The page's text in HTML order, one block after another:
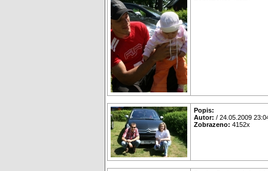
Popis:
Autor: / 24.05.2009
Zobrazeno: 4152x